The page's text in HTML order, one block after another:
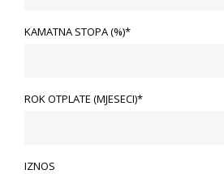
KAMATNA STOPA (%)*
ROK OTPLATE (MJESECI)*
IZNOS